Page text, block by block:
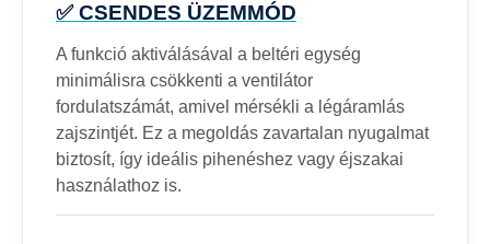
✅ CSENDES ÜZEMMÓD
A funkció aktiválásával a beltéri egység
minimálisra csökkenti a ventilátor
fordulatszámát, amivel mérsékli a légáramlás
zajszintjét. Ez a megoldás zavartalan nyugalmat
biztosít, így ideális pihenéshez vagy éjszakai
használathoz is.